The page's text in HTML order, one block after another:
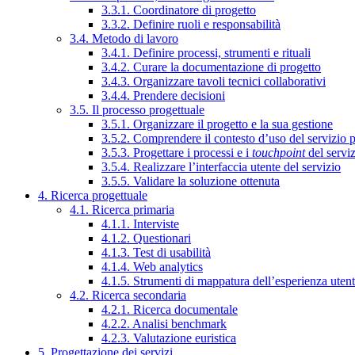
3.3.1. Coordinatore di progetto
3.3.2. Definire ruoli e responsabilità
3.4. Metodo di lavoro
3.4.1. Definire processi, strumenti e rituali
3.4.2. Curare la documentazione di progetto
3.4.3. Organizzare tavoli tecnici collaborativi
3.4.4. Prendere decisioni
3.5. Il processo progettuale
3.5.1. Organizzare il progetto e la sua gestione
3.5.2. Comprendere il contesto d’uso del servizio
3.5.3. Progettare i processi e i touchpointdel
3.5.4. Realizzare l’interfaccia utente del servizio
3.5.5. Validare la soluzione ottenuta
4. Ricerca progettuale
4.1. Ricerca primaria
4.1.1. Interviste
4.1.2. Questionari
4.1.3. Test di usabilità
4.1.4. Web analytics
4.1.5. Strumenti di mappatura dell’esperienza
4.2. Ricerca secondaria
4.2.1. Ricerca documentale
4.2.2. Analisi benchmark
4.2.3. Valutazione euristica
5. Progettazione dei servizi